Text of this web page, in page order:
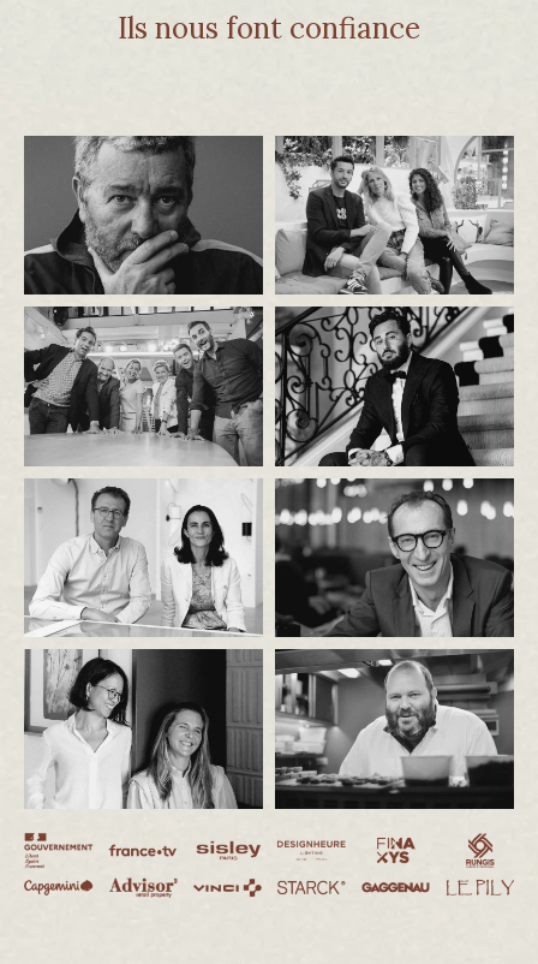
Ils nous font confiance